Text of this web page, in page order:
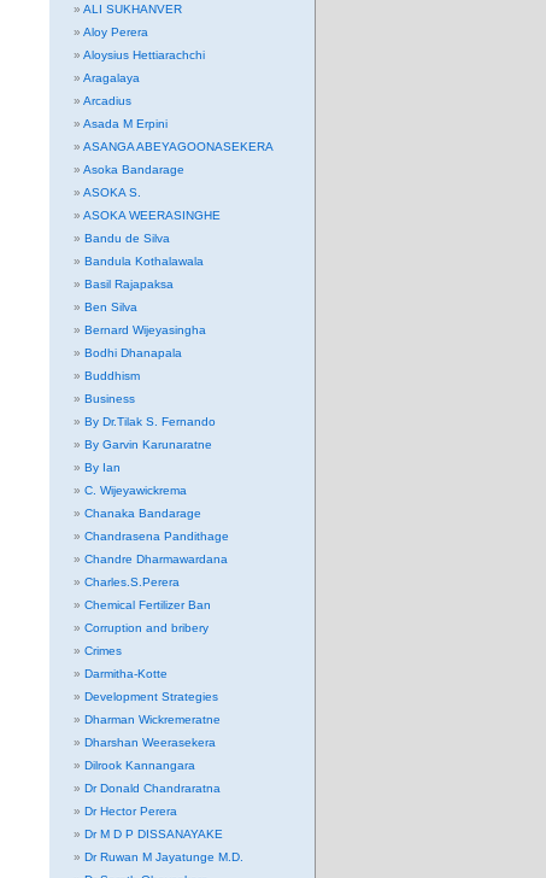
ALI SUKHANVER
Aloy Perera
Aloysius Hettiarachchi
Aragalaya
Arcadius
Asada M Erpini
ASANGA ABEYAGOONASEKERA
Asoka Bandarage
ASOKA S.
ASOKA WEERASINGHE
Bandu de Silva
Bandula Kothalawala
Basil Rajapaksa
Ben Silva
Bernard Wijeyasingha
Bodhi Dhanapala
Buddhism
Business
By Dr.Tilak S. Fernando
By Garvin Karunaratne
By Ian
C. Wijeyawickrema
Chanaka Bandarage
Chandrasena Pandithage
Chandre Dharmawardana
Charles.S.Perera
Chemical Fertilizer Ban
Corruption and bribery
Crimes
Darmitha-Kotte
Development Strategies
Dharman Wickremeratne
Dharshan Weerasekera
Dilrook Kannangara
Dr Donald Chandraratna
Dr Hector Perera
Dr M D P DISSANAYAKE
Dr Ruwan M Jayatunge M.D.